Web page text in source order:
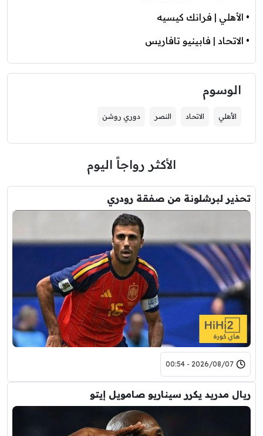
• الأهلي | فرانك كيسيه
• الاتحاد | فابينيو تافاريس
الوسوم
الأهلي الاتحاد النصر دوري روشن
الأكثر رواجاً اليوم
تحذير لبرشلونة من صفقة رودري
2026/08/07 - 00:54
ريال مدريد يكرر سيناريو صامويل إيتو